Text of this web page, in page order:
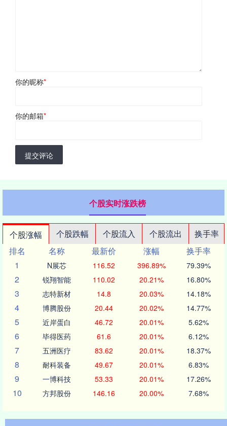
你的昵称*
你的邮箱*
提交评论
个股实时涨跌榜
个股涨幅 个股跌幅 个股流入 个股流出
换手率
排名
名称 最新价 涨幅
换手率
1
N展芯 116.52 396.89% 79.39%
2 锐翔智能 110.02 20.21% 16.80%
3 志特新材 14.8 20.03% 14.18%
4 博腾股份 20.44 20.02% 14.77%
5 近岸蛋白 46.72 20.01% 5.62%
6 毕得医药 61.6 20.01% 6.12%
7 五洲医疗 83.62 20.01% 18.37%
8 耐科装备 49.67 20.01% 6.83%
9 一博科技 53.33 20.01% 17.26%
10 方邦股份 146.16 20.00% 7.68%